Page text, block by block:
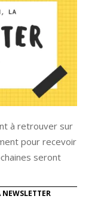
à retrouver sur
pour recevoir
seront
NEWSLETTER